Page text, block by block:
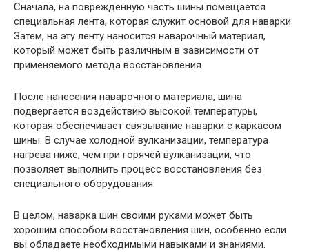
Сначала, на поврежденную часть шины помещается
специальная лента, которая служит основой для наварки.
Затем, на эту ленту наносится наварочный материал,
который может быть различным в зависимости от
применяемого метода восстановления.
После нанесения наварочного материала, шина
подвергается воздействию высокой температуры,
которая обеспечивает связывание наварки с каркасом
шины. В случае холодной вулканизации, температура
нагрева ниже, чем при горячей вулканизации, что
позволяет выполнить процесс восстановления без
специального оборудования.
В целом, наварка шин своими руками может быть
хорошим способом восстановления шин, особенно если
вы обладаете необходимыми навыками и знаниями.